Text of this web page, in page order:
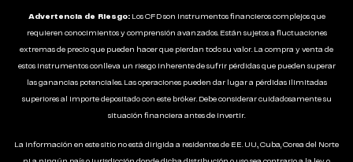
Advertencia de Riesgo:Los CFD son instrumentos financieros complejos que
requieren conocimientos y comprensión avanzados. Están sujetos a fluctuaciones
extremas de precio que pueden hacer que pierdan todo su valor. La compra y venta de
estos instrumentos conlleva un riesgo inherente de sufrir pérdidas que pueden superar
las ganancias potenciales. Las operaciones pueden dar lugar a pérdidas ilimitadas
superiores al importe depositado con este bróker. Debe considerar cuidadosamente su
situación financiera antes de invertir.
La información en este sitio no está dirigida a residentes de EE. UU., Cuba, Corea del Norte